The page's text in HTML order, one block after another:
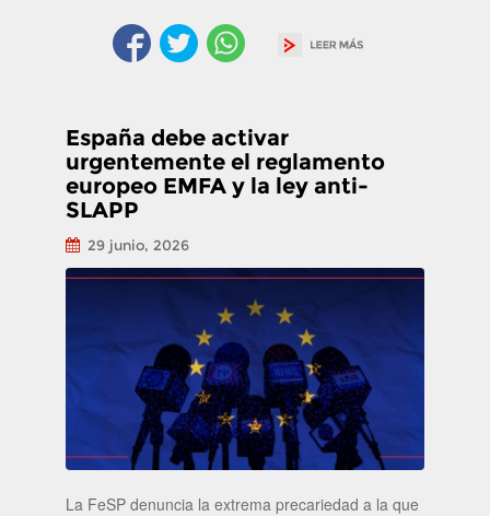
España debe activar
urgentemente el reglamento
europeo EMFA y la ley anti-
SLAPP
29 junio, 2026
La FeSP denuncia la extrema precariedad a la que